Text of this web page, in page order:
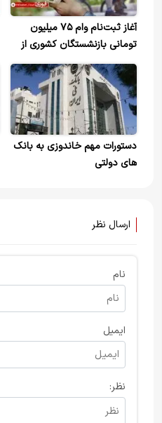
آغاز ثبت‌نام وام ۷۵ میلیون
تومانی بازنشستگان کشوری از
امروز
دستورات مهم خاندوزی به بانک
های دولتی
ارسال نظر
نام
ایمیل
نظر: